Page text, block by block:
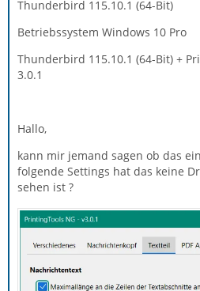
Thunderbird 115.10.1 (64-Bit)
Betriebssystem Windows 10 Pro
Thunderbird 115.10.1 (64-Bit) +
3.0.1
Hallo,
kann mir jemand sagen ob das
folgende Settings hat das keine
sehen ist ?